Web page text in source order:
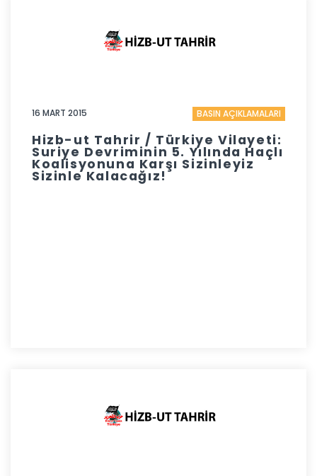
16 MART 2015 BASIN AÇIKLAMALARI
Hizb-ut Tahrir / Türkiye Vilayeti:
Suriye Devriminin 5. Yılında Haçlı
Koalisyonuna Karşı Sizinleyiz
Sizinle Kalacağız!